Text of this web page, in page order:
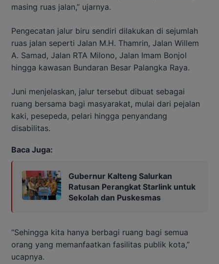
masing ruas jalan,” ujarnya.
Pengecatan jalur biru sendiri dilakukan di sejumlah
ruas jalan seperti Jalan M.H. Thamrin, Jalan Willem
A. Samad, Jalan RTA Milono, Jalan Imam Bonjol
hingga kawasan Bundaran Besar Palangka Raya.
Juni menjelaskan, jalur tersebut dibuat sebagai
ruang bersama bagi masyarakat, mulai dari pejalan
kaki, pesepeda, pelari hingga penyandang
disabilitas.
Baca Juga:
Gubernur Kalteng Salurkan
Ratusan Perangkat Starlink untuk
Sekolah dan Puskesmas
“Sehingga kita hanya berbagi ruang bagi semua
orang yang memanfaatkan fasilitas publik kota,”
ucapnya.